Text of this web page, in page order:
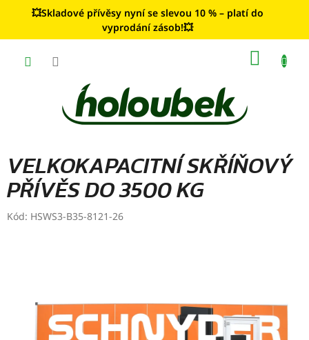
💥Skladové přívěsy nyní se slevou 10 % – platí do
vyprodání zásob!💥
VELKOKAPACITNÍ SKŘÍŇOVÝ
PŘÍVĚS DO 3500 KG
Kód: HSWS3-B35-8121-26